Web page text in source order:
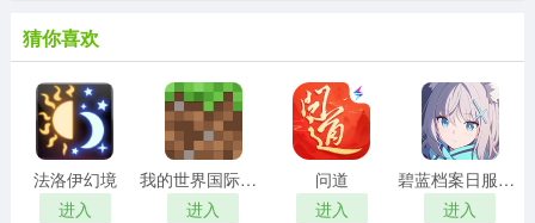
猜你喜欢
法洛伊幻境
进入
我的世界国际服手机版
进入
问道
进入
碧蓝档案日服正版
进入